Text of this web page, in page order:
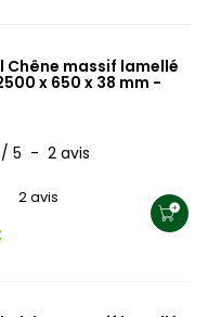
Chêne massif lamellé
x 650 x 38 mm -
/ 5 - 2 avis
2 avis